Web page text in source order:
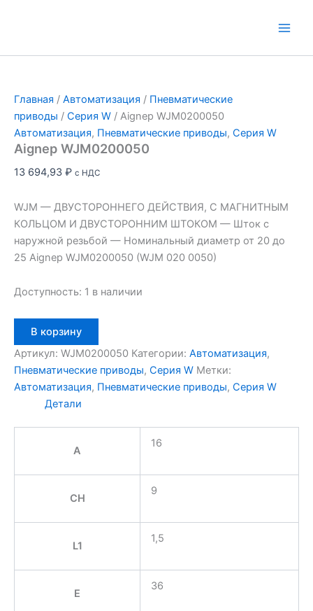
Главная / Автоматизация / Пневматические
приводы / Серия W / Aignep WJM0200050
Автоматизация, Пневматические приводы, Серия W
Aignep WJM0200050
13 694,93 ₽ с НДС
WJM — ДВУСТОРОННЕГО ДЕЙСТВИЯ, С МАГНИТНЫМ
КОЛЬЦОМ И ДВУСТОРОННИМ ШТОКОМ — Шток с
наружной резьбой — Номинальный диаметр от 20 до
25 Aignep WJM0200050 (WJM 020 0050)
Доступность: 1 в наличии
товара
Aignep
WJM0200050
В корзину
Артикул: WJM0200050 Категории: Автоматизация,
Пневматические приводы, Серия W Метки:
Автоматизация, Пневматические приводы, Серия W
Детали
A
16
CH
9
L1
1,5
E
36